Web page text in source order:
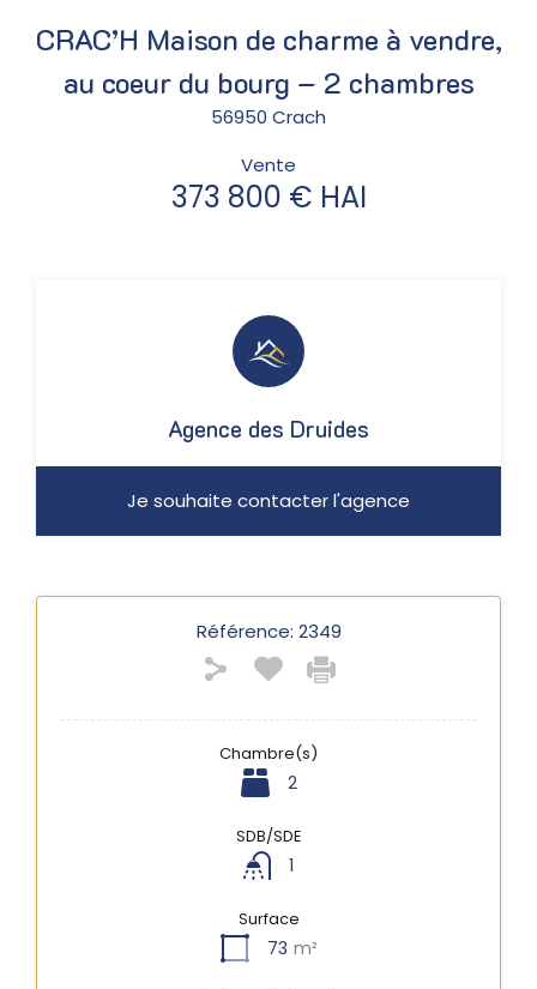
CRAC’H Maison de charme à vendre,
au coeur du bourg – 2 chambres
56950 Crach
Vente
373 800 € HAI
Référence: 2349
Chambre(s)
2
SDB/SDE
1
Surface
73 m²
Agence des Druides
Je souhaite contacter l'agence